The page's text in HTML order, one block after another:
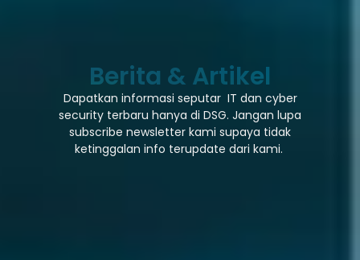
Berita & Artikel
Dapatkan informasi seputar IT dan cyber
security terbaru hanya di DSG. Jangan lupa
subscribe newsletter kami supaya tidak
ketinggalan info terupdate dari kami.